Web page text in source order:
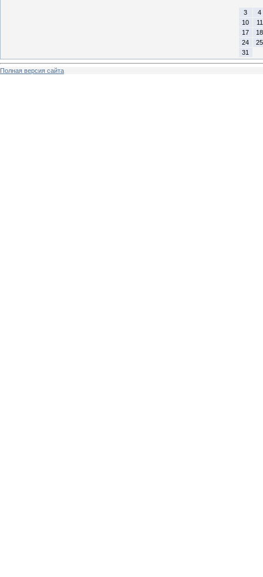
3
4
10
11
17
18
24
25
31
Полная версия сайта